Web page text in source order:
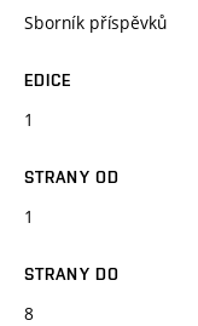
Sborník příspěvků
EDICE
1
STRANY OD
1
STRANY DO
8